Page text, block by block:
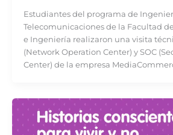
Estudiantes del programa de
Telecomunicaciones de la Facultad
e Ingeniería realizaron una visita
(Network Operation Center) y SOC
Center) de la empresa